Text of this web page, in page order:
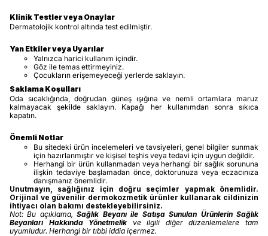
Klinik Testler veya Onaylar
Dermatolojik kontrol altında test edilmiştir.
Yan Etkiler veya Uyarılar
Yalnızca harici kullanım içindir.
Göz ile temas ettirmeyiniz.
Çocukların erişemeyeceği yerlerde saklayın.
Saklama Koşulları
Oda sıcaklığında, doğrudan güneş ışığına ve nemli ortamlara maruz
kalmayacak şekilde saklayın. Kapağı her kullanımdan sonra sıkıca
kapatın.
Önemli Notlar
Bu sitedeki ürün incelemeleri ve tavsiyeleri, genel bilgiler sunmak
için hazırlanmıştır ve kişisel teşhis veya tedavi için uygun değildir.
Herhangi bir ürün kullanmadan veya herhangi bir sağlık sorununa
ilişkin tedaviye başlamadan önce, doktorunuza veya eczacınıza
danışmanız önemlidir.
Unutmayın, sağlığınız için doğru seçimler yapmak önemlidir.
Orijinal ve güvenilir dermokozmetik ürünler kullanarak cildinizin
ihtiyacı olan bakımı destekleyebilirsiniz.
Not: Bu açıklama,Sağlık Beyanı ile Satışa Sunulan Ürünlerin Sağlık
Beyanları Hakkında Yönetmelik ve ilgili diğer düzenlemelere tam
uyumludur. Herhangi bir tıbbi iddia içermez.